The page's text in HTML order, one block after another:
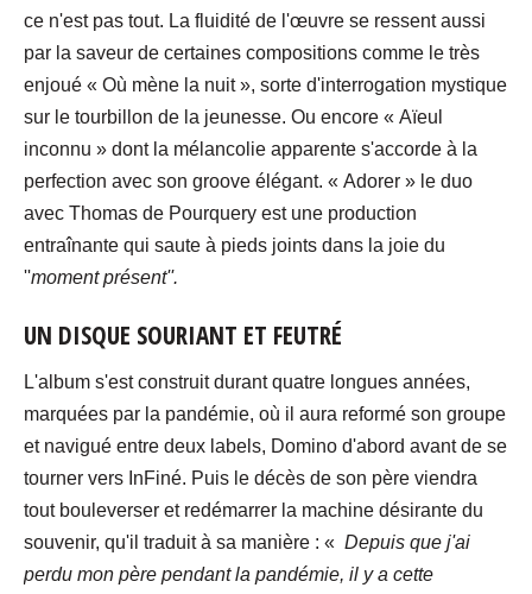
ce n'est pas tout. La fluidité de l'œuvre se ressent aussi
par la saveur de certaines compositions comme le très
enjoué « Où mène la nuit », sorte d'interrogation mystique
sur le tourbillon de la jeunesse. Ou encore « Aïeul
inconnu » dont la mélancolie apparente s'accorde à la
perfection avec son groove élégant. « Adorer » le duo
avec Thomas de Pourquery est une production
entraînante qui saute à pieds joints dans la joie du
''moment présent''.
UN DISQUE SOURIANT ET FEUTRÉ
L'album s'est construit durant quatre longues années,
marquées par la pandémie, où il aura reformé son groupe
et navigué entre deux labels, Domino d'abord avant de se
tourner vers InFiné. Puis le décès de son père viendra
tout bouleverser et redémarrer la machine désirante du
souvenir, qu'il traduit à sa manière : « Depuis que j'ai
perdu mon père pendant la pandémie, il y a cette